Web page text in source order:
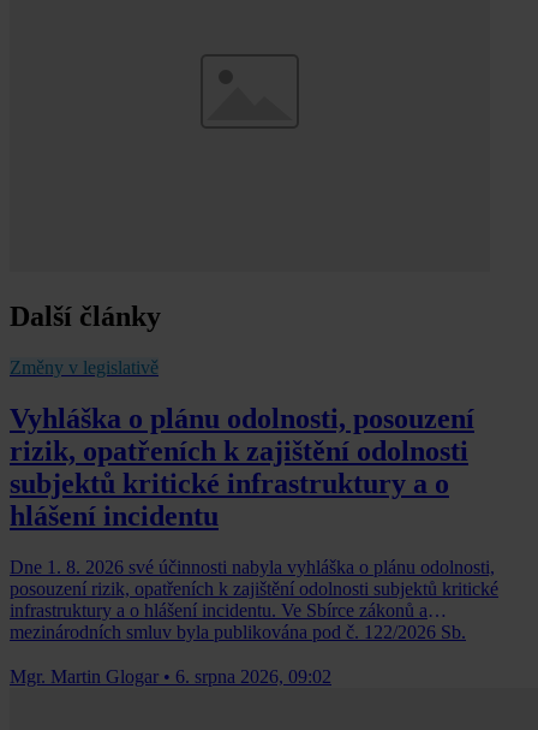
Další články
Změny v legislativě
Vyhláška o plánu odolnosti, posouzení
rizik, opatřeních k zajištění odolnosti
subjektů kritické infrastruktury a o
hlášení incidentu
Dne 1. 8. 2026 své účinnosti nabyla vyhláška o plánu odolnosti,
posouzení rizik, opatřeních k zajištění odolnosti subjektů kritické
infrastruktury a o hlášení incidentu. Ve Sbírce zákonů a
mezinárodních smluv byla publikována pod č. 122/2026 Sb.
Mgr. Martin Glogar • 6. srpna 2026, 09:02